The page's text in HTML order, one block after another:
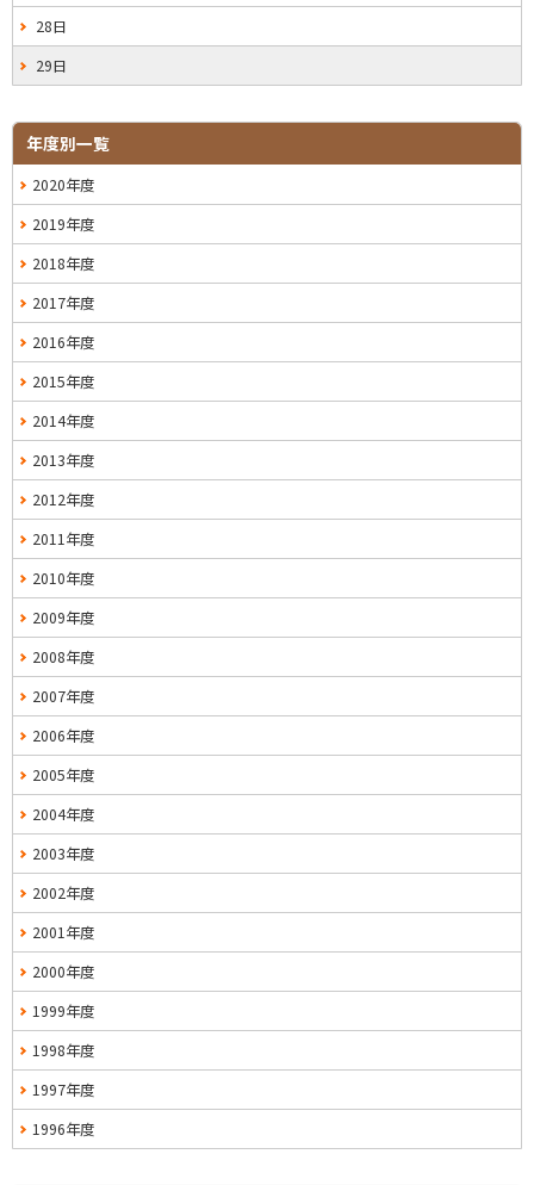
28日
29日
年度別一覧
2020年度
2019年度
2018年度
2017年度
2016年度
2015年度
2014年度
2013年度
2012年度
2011年度
2010年度
2009年度
2008年度
2007年度
2006年度
2005年度
2004年度
2003年度
2002年度
2001年度
2000年度
1999年度
1998年度
1997年度
1996年度